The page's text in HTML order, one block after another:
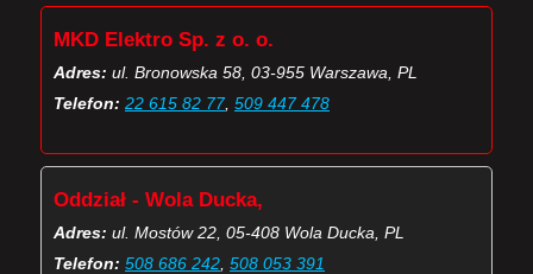
MKD Elektro Sp. z o. o.
Adres: ul. Bronowska 58, 03-955 Warszawa, PL
Telefon: 22 615 82 77, 509 447 478
Oddział - Wola Ducka,
Adres: ul. Mostów 22, 05-408 Wola Ducka, PL
Telefon: 508 686 242 508 053 391